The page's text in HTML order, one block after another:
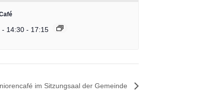
- 14:30 - 17:15
im Sitzungsaal der Gemeinde